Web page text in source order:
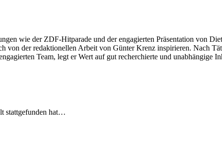
wie der ZDF-Hitparade und der engagierten Präsentation von
von der redaktionellen Arbeit von Günter Krenz inspirieren. Nach
Team, legt er Wert auf gut recherchierte und unabhängige
stattgefunden hat…